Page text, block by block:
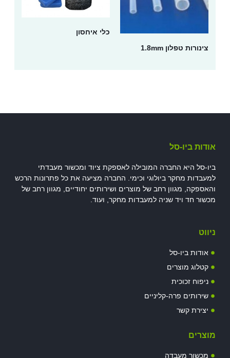
צינורות טפלון 1.8mm
כלי איחסון
אודות ביו-סל
ביו-סל היא החברה המובילה לאספקת ציוד ומכשור מעבדתי
למעבדות מחקר ביולוגי וכימי. החברה מציעה את כל פתרונות הרכש
והאספקה, מגוון רחב של מוצרים ושירותים יחודיים, מגוון רחב של
מכשור חד ויד שניה למעבדות מחקר, ועוד.
ניווט
אודות ביו-סל
קטלוג מוצרים
ניפוח זכוכית
שירותים פרה-קליניים
יצירת קשר
מוצרים
מכשור מעבדה